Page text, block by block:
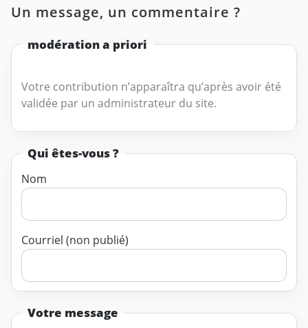
Un message, un commentaire ?
modération a priori
Votre contribution n’apparaîtra qu’après avoir été
validée par un administrateur du site.
Qui êtes-vous ?
Nom
Courriel (non publié)
Votre message